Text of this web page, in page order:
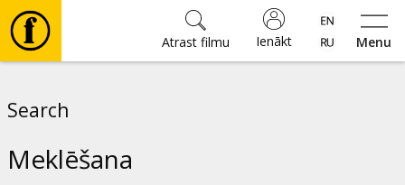
Menu
Ienākt
Atrast filmu
Search
Meklēšana